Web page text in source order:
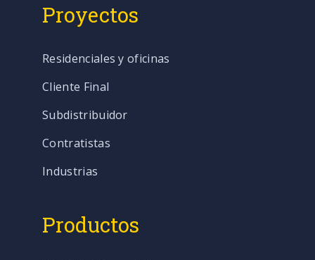
Proyectos
Residenciales y oficinas
Cliente Final
Subdistribuidor
Contratistas
Industrias
Productos